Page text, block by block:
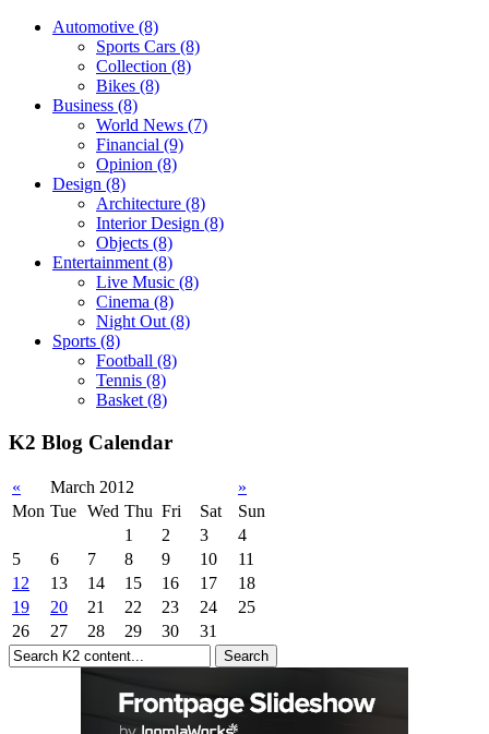
Automotive (8)
Sports Cars (8)
Collection (8)
Bikes (8)
Business (8)
World News (7)
Financial (9)
Opinion (8)
Design (8)
Architecture (8)
Interior Design (8)
Objects (8)
Entertainment (8)
Live Music (8)
Cinema (8)
Night Out (8)
Sports (8)
Football (8)
Tennis (8)
Basket (8)
K2 Blog Calendar
« March 2012
»
Mon Tue Wed Thu Fri Sat
Sun
1
2 3
4
5
6 7 8 9 10
11
12
13 14 15 16 17
18
19
20 21 22 23 24
25
26
27 28 29 30 31